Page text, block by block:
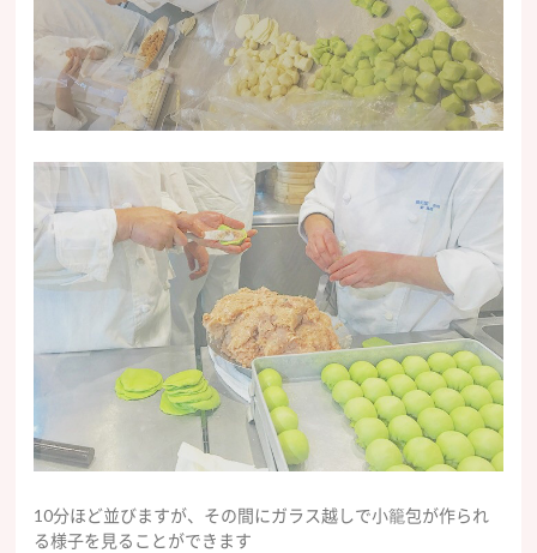
10分ほど並びますが、その間にガラス越しで小籠包が作られ
る様子を見ることができます